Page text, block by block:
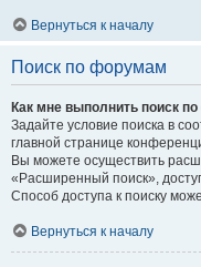
Вернуться к началу
Поиск по форумам
Как мне выполнить поиск
Задайте условие поиска в
главной странице
Вы можете осуществить
«Расширенный поиск»,
Способ доступа к поиску
Вернуться к началу